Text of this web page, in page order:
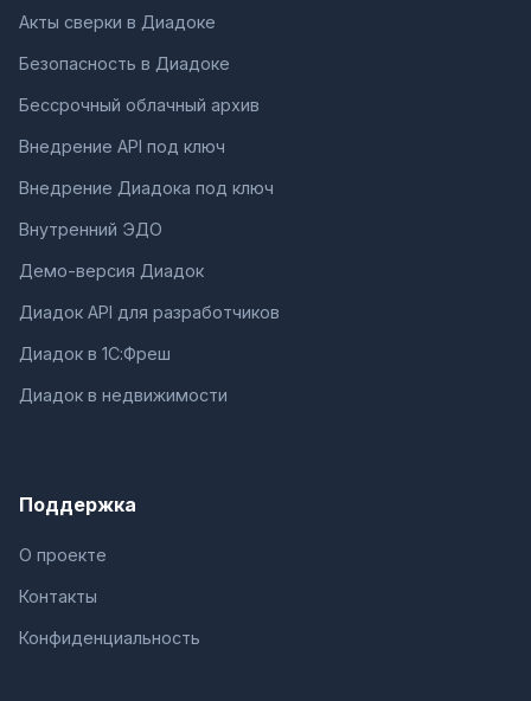
Акты сверки в Диадоке
Безопасность в Диадоке
Бессрочный облачный архив
Внедрение API под ключ
Внедрение Диадока под ключ
Внутренний ЭДО
Демо-версия Диадок
Диадок API для разработчиков
Диадок в 1С:Фреш
Диадок в недвижимости
Поддержка
О проекте
Контакты
Конфиденциальность